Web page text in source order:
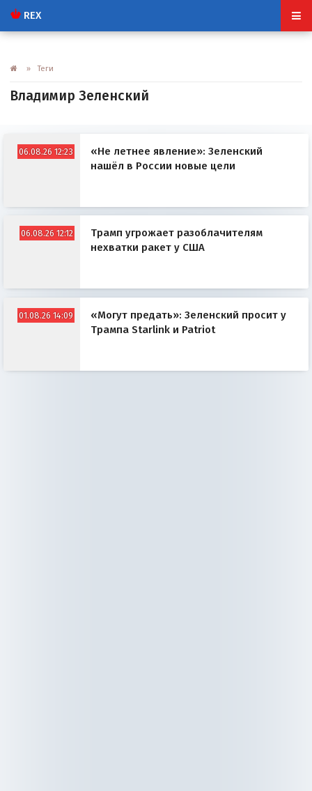
REX
» Теги
Владимир Зеленский
06.08.26 12:23
«Не летнее явление»: Зеленский
нашёл в России новые цели
06.08.26 12:12
Трамп угрожает разоблачителям
нехватки ракет у США
01.08.26 14:09
«Могут предать»: Зеленский просит у
Трампа Starlink и Patriot